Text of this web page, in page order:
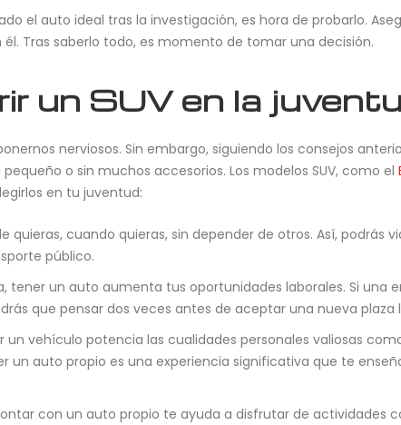
el auto ideal tras la investigación, es hora de probarlo.
Tras saberlo todo, es momento de tomar una decisión.
un SUV en la
nerviosos. Sin embargo, siguiendo los consejos
o sin muchos accesorios. Los modelos SUV, como el
en tu juventud:
quieras, cuando quieras, sin depender de otros. Así,
público.
tener un auto aumenta tus oportunidades laborales. Si una
que pensar dos veces antes de aceptar una nueva plaza
vehículo potencia las cualidades personales valiosas
un auto propio es una experiencia significativa que te
con un auto propio te ayuda a disfrutar de actividades